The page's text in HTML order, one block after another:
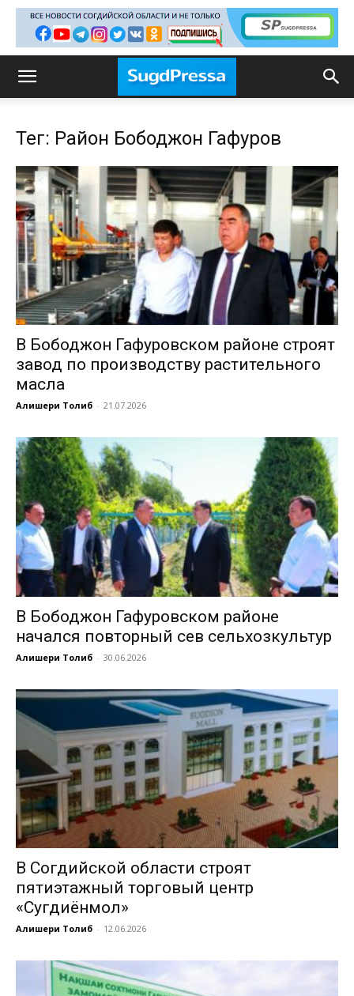
Тег: Район Бободжон Гафуров
В Бободжон Гафуровском районе строят
завод по производству растительного
масла
Алишери Толиб - 21.07.2026
В Бободжон Гафуровском районе
начался повторный сев сельхозкультур
Алишери Толиб - 30.06.2026
В Согдийской области строят
пятиэтажный торговый центр
«Сугдиёнмол»
Алишери Толиб - 12.06.2026